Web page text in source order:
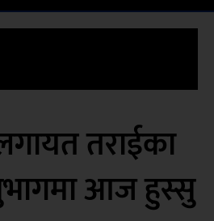
तराईका
आज हुस्सु